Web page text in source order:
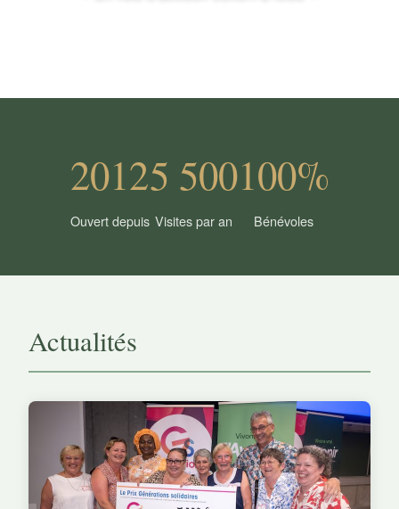
2012
Ouvert depuis
5 500
Visites par an
100%
Bénévoles
Actualités